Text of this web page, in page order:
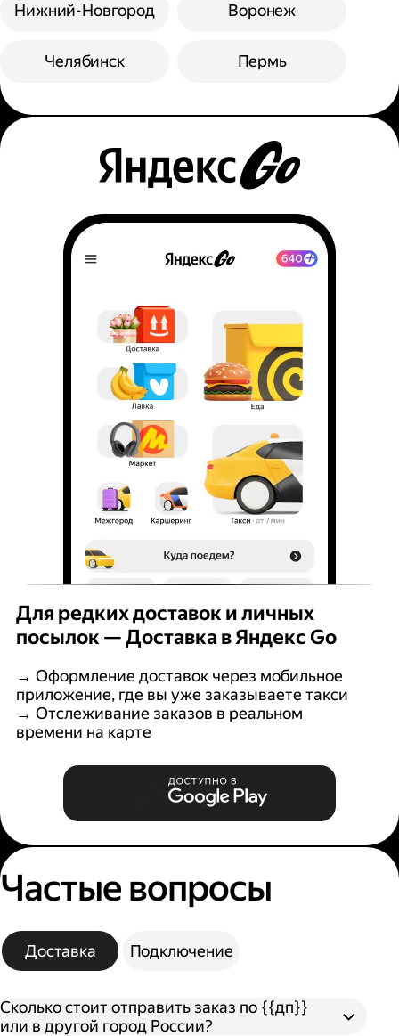
Нижний-Новгород
Челябинск
Воронеж
Пермь
Для редких доставок и личных
посылок — Доставка в Яндекс Go
→ Оформление доставок через мобильное
приложение, где вы уже заказываете такси
→ Отслеживание заказов в реальном
времени на карте
Частые вопросы
Доставка Подключение
Сколько стоит отправить заказ по {{дп}}
или в другой город России?